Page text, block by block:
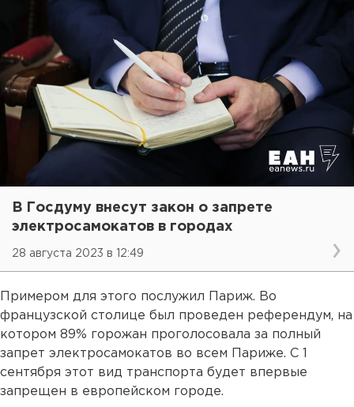
В Госдуму внесут закон о запрете
электросамокатов в городах
28 августа 2023 в 12:49
Примером для этого послужил Париж. Во
французской столице был проведен референдум, на
котором 89% горожан проголосовала за полный
запрет электросамокатов во всем Париже. С 1
сентября этот вид транспорта будет впервые
запрещен в европейском городе.